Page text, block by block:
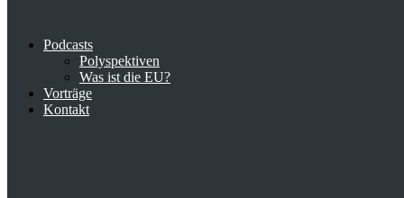
Podcasts
Polyspektiven
Was ist die EU?
Vorträge
Kontakt